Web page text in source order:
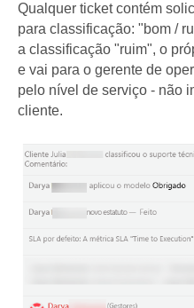
Qualquer ticket contém
para classificação: "bom /
a classificação "ruim", o
e vai para o gerente de
pelo nível de serviço - não
cliente.